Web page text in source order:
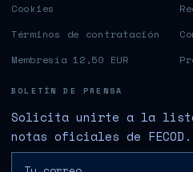
Cookies
Términos de contratación
Membresía 12,50 EUR
BOLETÍN DE PRENSA
Solicita unirte a la
notas oficiales de FECOD.